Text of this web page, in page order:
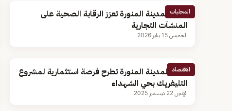
المحليات
أمانة المدينة المنورة تعزز الرقابة الصحية على
المنشآت التجارية
الخميس 15 يناير 2026
الاقتصاد
أمانة المدينة المنورة تطرح فرصة استثمارية لمشروع
التليفريك بحي الشهداء
الإثنين 22 ديسمبر 2025